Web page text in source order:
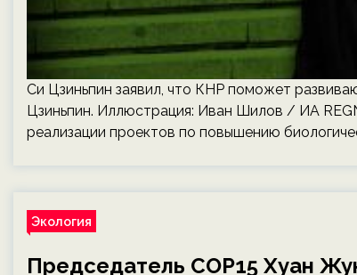
Си Цзиньпин заявил, что КНР поможет
Цзиньпин. Иллюстрация: Иван Шилов / ИА
реализации проектов по повышению
Экология
Председатель COP15 Хуан